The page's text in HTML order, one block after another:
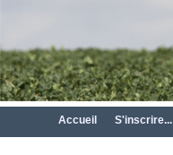
Accueil S'inscrire...